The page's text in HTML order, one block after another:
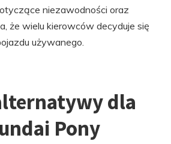
niezawodności oraz
że wielu kierowców decyduje się
używanego.
dla
Pony